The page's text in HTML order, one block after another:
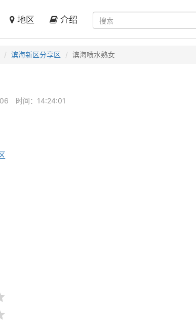
地区 介绍
滨海新区分享区 滨海喷水熟女
时间：14:24:01